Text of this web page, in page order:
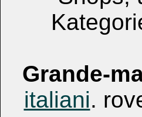
Grande-
italiani.